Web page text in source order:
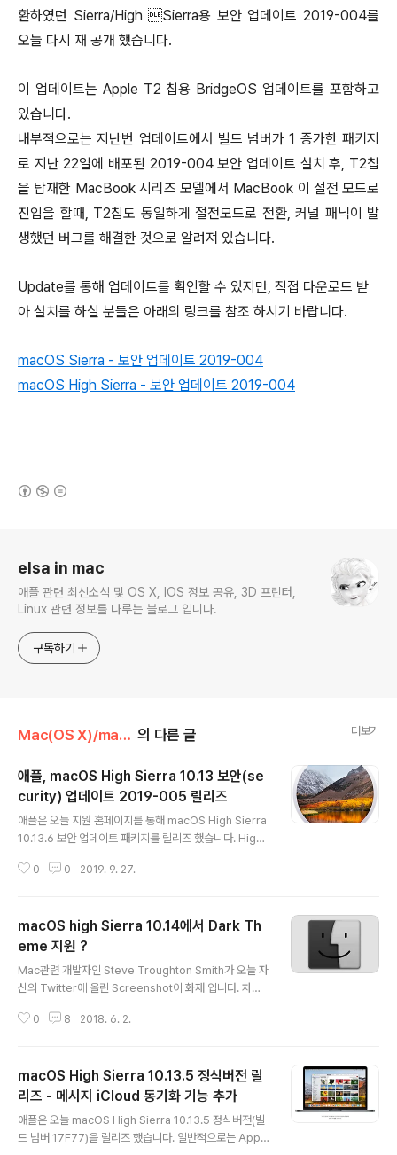
환하였던 Sierra/High Sierra용 보안 업데이트 2019-004를
오늘 다시 재 공개 했습니다.
이 업데이트는 Apple T2 칩용 BridgeOS 업데이트를 포함하고
있습니다.
내부적으로는 지난번 업데이트에서 빌드 넘버가 1 증가한 패키지
로 지난 22일에 배포된 2019-004 보안 업데이트 설치 후, T2칩
을 탑재한 MacBook 시리즈 모델에서 MacBook 이 절전 모드로
진입을 할때, T2칩도 동일하게 절전모드로 전환, 커널 패닉이 발
생했던 버그를 해결한 것으로 알려져 있습니다.
Update를 통해 업데이트를 확인할 수 있지만, 직접 다운로드 받
아 설치를 하실 분들은 아래의 링크를 참조 하시기 바랍니다.
macOS Sierra - 보안 업데이트 2019-004
macOS High Sierra - 보안 업데이트 2019-004
elsa in mac
애플 관련 최신소식 및 OS X, IOS 정보 공유, 3D 프린터,
Linux 관련 정보를 다루는 블로그 입니다.
구독하기
Mac(OS X)/macOS High Sierra 의 다른 글 더보기
애플, macOS High Sierra 10.13 보안(se
curity) 업데이트 2019-005 릴리즈
애플은 오늘 지원 홈페이지를 통해 macOS High Sierra
10.13.6 보안 업데이트 패키지를 릴리즈 했습니다. High
를 통해서도 확인하실 수 있습니다. 이번 보안 업데이트는
용프로그램이 예기치 않게 종료되거나 임의의 코드를 실행
할 수 있는 결함을 제거한 것입니다. 해당 결함의 범위는 m
acOS Sierra 10.12.6, macOS High Sierra 10.13.6,
macOS Mojave 10.14.6 를 포함합니다. macOS Hig
0 0 2019. 9. 27.
macOS high Sierra 10.14에서 Dark Th
eme 지원 ?
Mac관련 개발자인 Steve Troughton Smith가 오늘 자
신의 Twitter에 올린 Screenshot이 화재 입니다. 차기
라고 하는데요.. 보시는 바와 같이 시스텀 환경설정에서 T
눈엔.. 이뻐 보입니다. 오랫동안 컴퓨터를 사용하는 사람들
에겐 밝은 톤의 화면을 오랫동안 보는 것이 그리 좋은 환경
이라고 볼 수는 없죠.. 단지 화면의 밝기를 조절하는 것 만
으로는 부족합니다... System 차원에서 Dark Theme를
지원한다니... 이번엔 진짜로 지원이 되는 것이였으면 좋겠
0 8 2018. 6. 2.
macOS High Sierra 10.13.5 정식버전 릴
리즈 - 메시지 iCloud 동기화 기능 추가
애플은 오늘 macOS High Sierra 10.13.5 정식버전(빌
드 넘버 17F77)을 릴리즈 했습니다. 일반적으로는 App